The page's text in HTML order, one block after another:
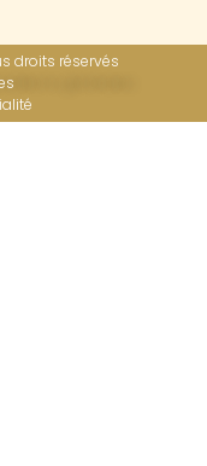
droits réservés